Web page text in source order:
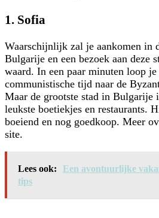
1. Sofia
Waarschijnlijk zal je aankomen in
Bulgarije en een bezoek aan deze
waard. In een paar minuten loop
communistische tijd naar de
Maar de grootste stad in Bulgarije
leukste boetiekjes en restaurants.
boeiend en nog goedkoop. Meer
site.
Lees ook:
Een avontuurlijke
tips